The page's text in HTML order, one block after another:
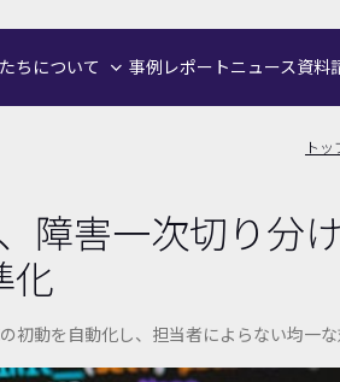
ちについて 事例 レポートニュース資料
トッ
障害一次切り
化
初動を自動化し、担当者によらない均一